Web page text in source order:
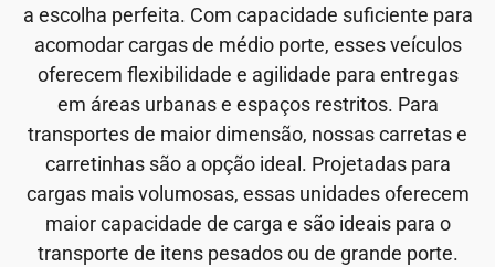
a escolha perfeita. Com capacidade suficiente para
acomodar cargas de médio porte, esses veículos
oferecem flexibilidade e agilidade para entregas
em áreas urbanas e espaços restritos. Para
transportes de maior dimensão, nossas carretas e
carretinhas são a opção ideal. Projetadas para
cargas mais volumosas, essas unidades oferecem
maior capacidade de carga e são ideais para o
transporte de itens pesados ou de grande porte.